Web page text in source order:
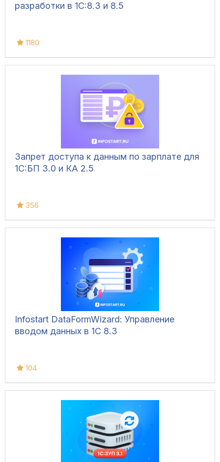
разработки в 1С:8.3 и 8.5
1180
Запрет доступа к данным по зарплате для
1C:БП 3.0 и КА 2.5
356
Infostart DataFormWizard: Управление
вводом данных в 1С 8.3
104